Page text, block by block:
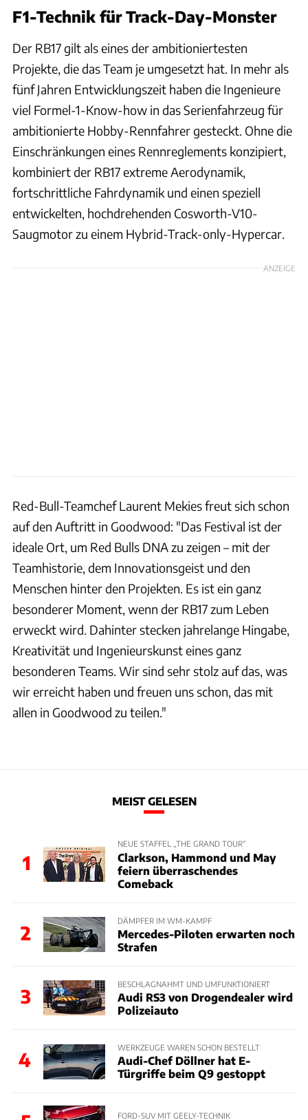
F1-Technik für Track-Day-Monster
Der RB17 gilt als eines der ambitioniertesten
Projekte, die das Team je umgesetzt hat. In mehr als
fünf Jahren Entwicklungszeit haben die Ingenieure
viel Formel-1-Know-how in das Serienfahrzeug für
ambitionierte Hobby-Rennfahrer gesteckt. Ohne die
Einschränkungen eines Rennreglements konzipiert,
kombiniert der RB17 extreme Aerodynamik,
fortschrittliche Fahrdynamik und einen speziell
entwickelten, hochdrehenden Cosworth-V10-
Saugmotor zu einem Hybrid-Track-only-Hypercar.
ANZEIGE
Red-Bull-Teamchef Laurent Mekies freut sich schon
auf den Auftritt in Goodwood: "Das Festival ist der
ideale Ort, um Red Bulls DNA zu zeigen – mit der
Teamhistorie, dem Innovationsgeist und den
Menschen hinter den Projekten. Es ist ein ganz
besonderer Moment, wenn der RB17 zum Leben
erweckt wird. Dahinter stecken jahrelange Hingabe,
Kreativität und Ingenieurskunst eines ganz
besonderen Teams. Wir sind sehr stolz auf das, was
wir erreicht haben und freuen uns schon, das mit
allen in Goodwood zu teilen."
MEIST GELESEN
1
NEUE STAFFEL „THE GRAND TOUR“
Clarkson, Hammond und May
feiern überraschendes
Comeback
2
DÄMPFER IM WM-KAMPF
Mercedes-Piloten erwarten noch
Strafen
3
BESCHLAGNAHMT UND UMFUNKTIONIERT
Audi RS3 von Drogendealer wird
Polizeiauto
4
WERKZEUGE WAREN SCHON BESTELLT
Audi-Chef Döllner hat E-
Türgriffe beim Q9 gestoppt
FORD-SUV MIT GEELY-TECHNIK